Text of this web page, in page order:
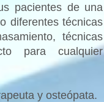
pacientes de una
diferentes técnicas
técnicas
para cualquier
y osteópata.